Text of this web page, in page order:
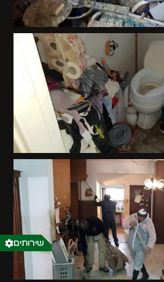
שירותים